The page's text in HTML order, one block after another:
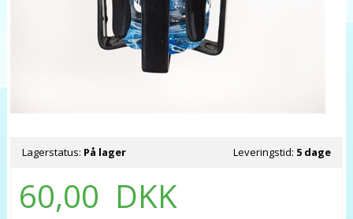
Lagerstatus: På lager Leveringstid: 5 dage
60,00 DKK